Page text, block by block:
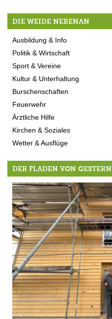
DIE WEIDE NEBENAN
Ausbildung & Info
Politik & Wirtschaft
Sport & Vereine
Kultur & Unterhaltung
Burschenschaften
Feuerwehr
Ärztliche Hilfe
Kirchen & Soziales
Wetter & Ausflüge
DER FLADEN VON GESTERN